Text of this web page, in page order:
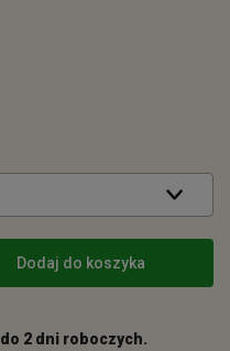
Dodaj do koszyka
do 2 dni roboczych.